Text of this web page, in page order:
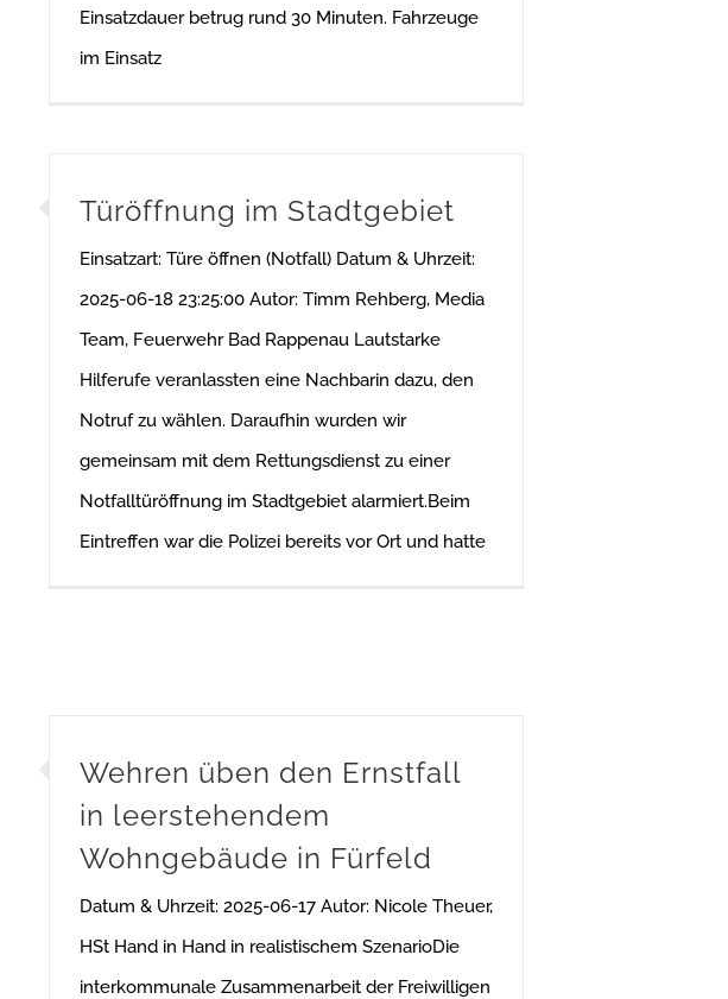
Einsatzdauer betrug rund 30 Minuten. Fahrzeuge
im Einsatz
Türöffnung im Stadtgebiet
Einsatzart: Türe öffnen (Notfall) Datum & Uhrzeit:
2025-06-18 23:25:00 Autor: Timm Rehberg, Media
Team, Feuerwehr Bad Rappenau Lautstarke
Hilferufe veranlassten eine Nachbarin dazu, den
Notruf zu wählen. Daraufhin wurden wir
gemeinsam mit dem Rettungsdienst zu einer
Notfalltüröffnung im Stadtgebiet alarmiert.Beim
Eintreffen war die Polizei bereits vor Ort und hatte
Wehren üben den Ernstfall
in leerstehendem
Wohngebäude in Fürfeld
Datum & Uhrzeit: 2025-06-17 Autor: Nicole Theuer,
HSt Hand in Hand in realistischem SzenarioDie
interkommunale Zusammenarbeit der Freiwilligen